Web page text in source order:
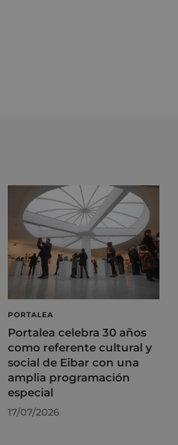
PORTALEA
Portalea celebra 30 años
como referente cultural y
social de Eibar con una
amplia programación
especial
17/07/2026